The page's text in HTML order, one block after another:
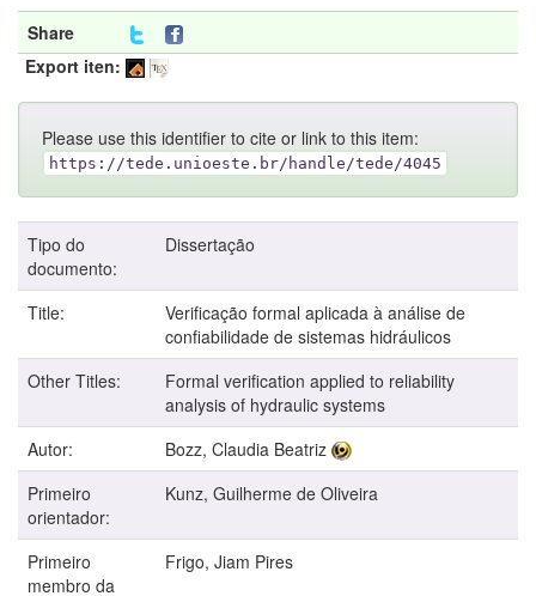
Share
Export iten:
Please use this identifier to cite or link to this item:
https://tede.unioeste.br/handle/tede/4045
Tipo do
documento:
Dissertação
Title:
Verificação formal aplicada à análise de
confiabilidade de sistemas hidráulicos
Other Titles:
Formal verification applied to reliability
analysis of hydraulic systems
Autor:
Bozz, Claudia Beatriz
Primeiro
orientador:
Kunz, Guilherme de Oliveira
Primeiro
membro da
Frigo, Jiam Pires